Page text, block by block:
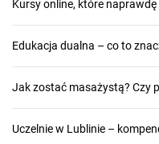
Kursy online, które
Edukacja dualna – co to
Jak zostać masażystą? Czy
Uczelnie w Lublinie –